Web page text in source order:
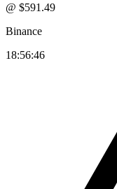
@ $591.49
Binance
18:56:46